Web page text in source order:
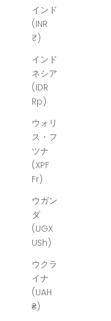
インド
(INR
₹)
インド
ネシア
(IDR
Rp)
ウォリ
ス・フ
ツナ
(XPF
Fr)
ウガン
ダ
(UGX
USh)
ウクラ
イナ
(UAH
₴)